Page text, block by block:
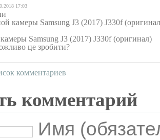
17:03
камеры Samsung J3 (2017) J330f
Samsung J3 (2017) J330f (оригинал)
це зробити?
комментариев
комментарий
Имя